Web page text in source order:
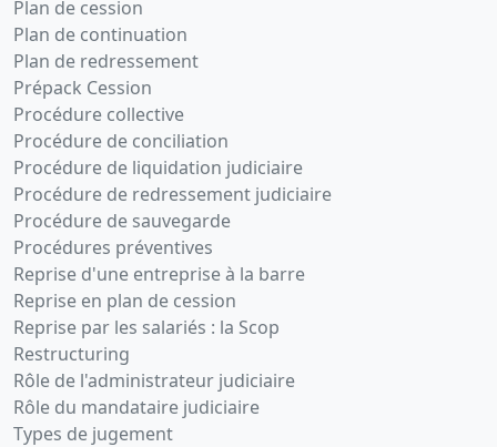
Plan de cession
Plan de continuation
Plan de redressement
Prépack Cession
Procédure collective
Procédure de conciliation
Procédure de liquidation judiciaire
Procédure de redressement judiciaire
Procédure de sauvegarde
Procédures préventives
Reprise d'une entreprise à la barre
Reprise en plan de cession
Reprise par les salariés : la Scop
Restructuring
Rôle de l'administrateur judiciaire
Rôle du mandataire judiciaire
Types de jugement